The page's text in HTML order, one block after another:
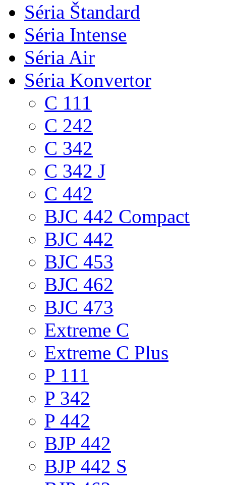
Séria Štandard
Séria Intense
Séria Air
Séria Konvertor
C 111
C 242
C 342
C 342 J
C 442
BJC 442 Compact
BJC 442
BJC 453
BJC 462
BJC 473
Extreme C
Extreme C Plus
P 111
P 342
P 442
BJP 442
BJP 442 S